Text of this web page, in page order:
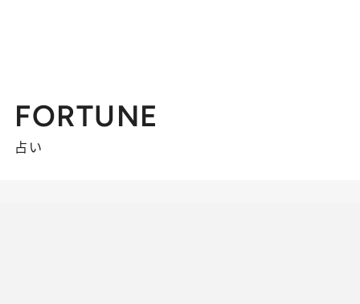
FORTUNE
占い